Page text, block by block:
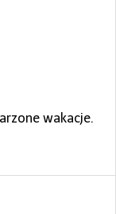
wakacje.